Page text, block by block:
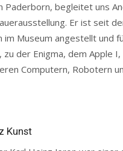
Paderborn, begleitet uns
Er ist seit
im Museum angestellt und
zu der Enigma, dem Apple I,
Computern, Robotern
Kunst